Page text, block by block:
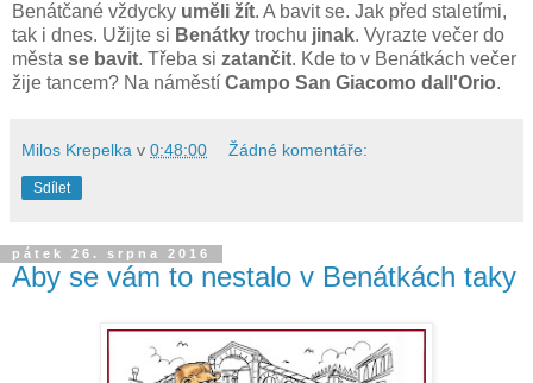
Benátčané vždycky uměli žít. A bavit se. Jak před staletími,
tak i dnes. Užijte si Benátky trochu jinak. Vyrazte večer do
města se bavit. Třeba si zatančit. Kde to v Benátkách večer
žije tancem? Na náměstí Campo San Giacomo dall'Orio.
Milos Krepelka v 0:48:00 Žádné komentáře:
Sdílet
pátek 26. srpna 2016
Aby se vám to nestalo v Benátkách taky